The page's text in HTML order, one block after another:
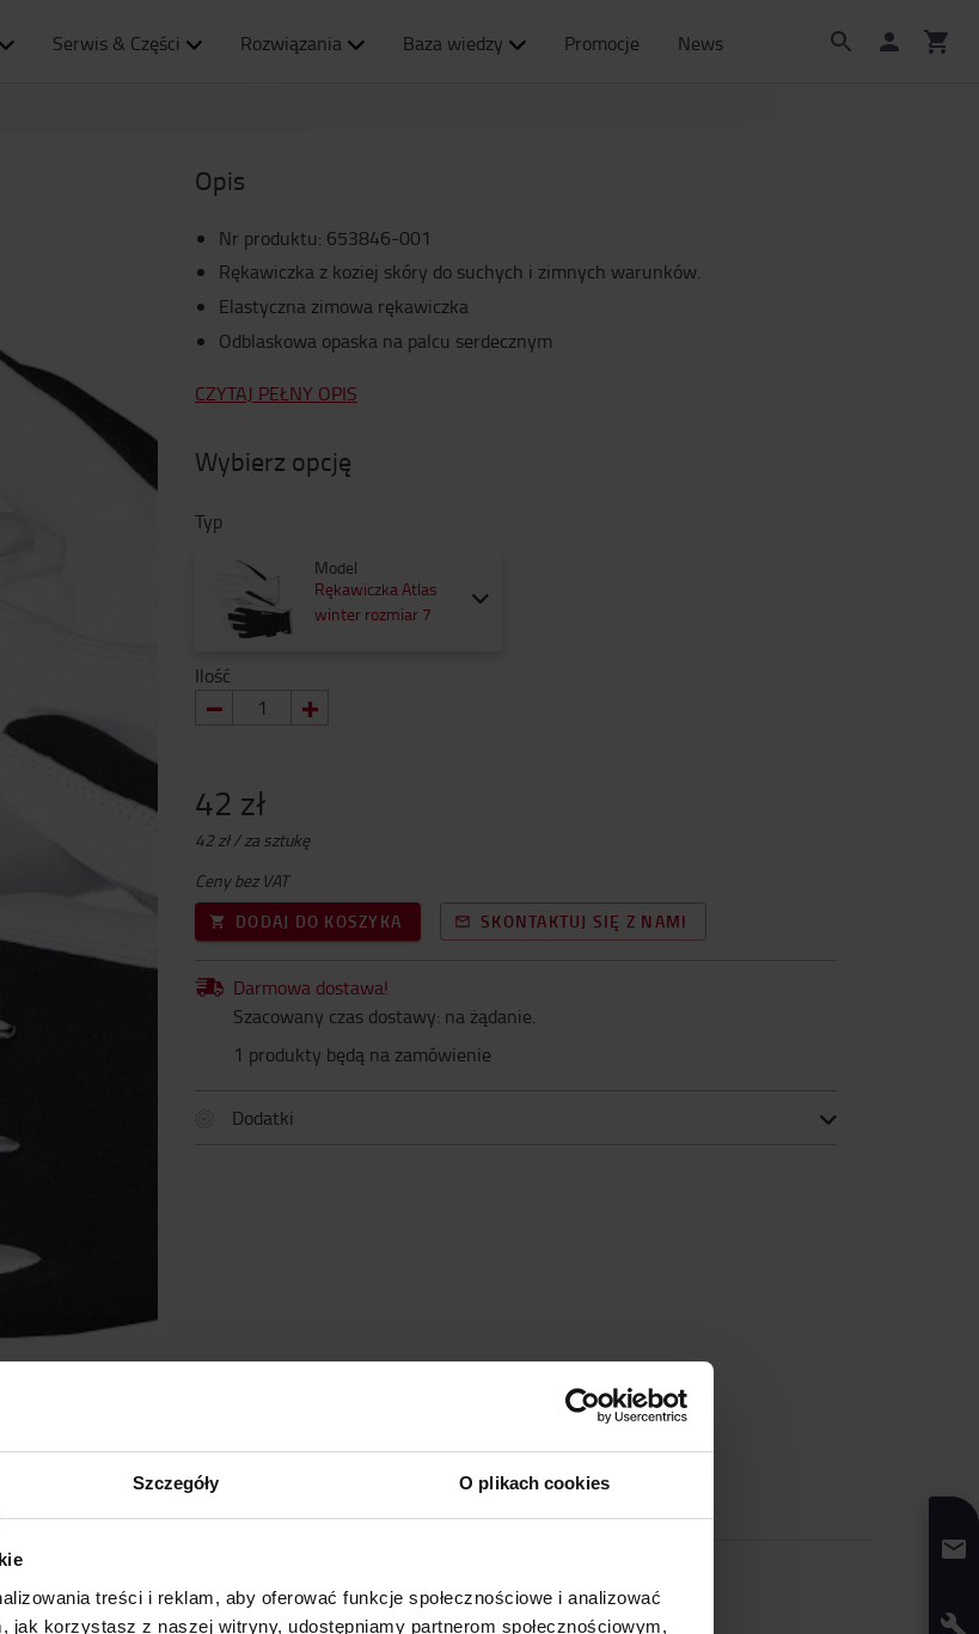
Szczegóły O plikach cookies
treści i reklam, aby oferować funkcje społecznościowe i analizować
jak korzystasz z naszej witryny, udostępniamy partnerom społecznościowym,
Serwis & Części Rozwiązania Baza wiedzy Promocje News
Opis
Nr produktu: 653846-001
Rękawiczka z koziej skóry do suchych i zimnych warunków.
Elastyczna zimowa rękawiczka
Odblaskowa opaska na palcu serdecznym
CZYTAJ PEŁNY OPIS
Wybierz opcję
Typ
Model
Rękawiczka Atlas
winter rozmiar 7
Ilość
42 zł
42 zł / za sztukę
Ceny bez VAT
DODAJ DO KOSZYKA
SKONTAKTUJ SIĘ Z NAMI
Darmowa dostawa!
Szacowany czas dostawy: na żądanie.
1 produkty będą na zamówienie
Dodatki
POPULARNY AKCESORIA NAPISZ DO NAS